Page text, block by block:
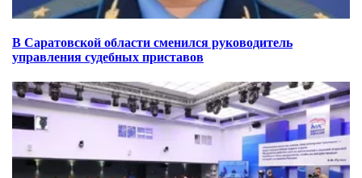
В Саратовской области сменился руководитель
управления судебных приставов